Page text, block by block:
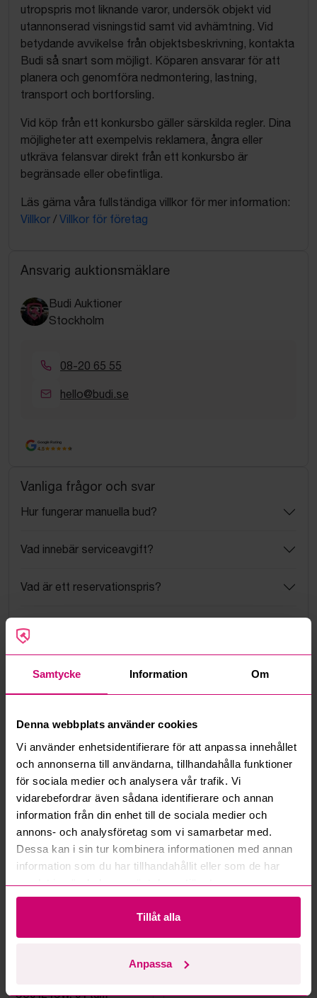
Samtycke Information Om
Denna webbplats använder cookies
Vi använder enhetsidentifierare för att anpassa innehållet
och annonserna till användarna, tillhandahålla funktioner
för sociala medier och analysera vår trafik. Vi
vidarebefordrar även sådana identifierare och annan
information från din enhet till de sociala medier och
annons- och analysföretag som vi samarbetar med.
Dessa kan i sin tur kombinera informationen med annan
information som du har tillhandahållit eller som de har
samlat in när du har använt deras tjänster.
Tillåt alla
Anpassa
utropspris mot liknande varor, undersök objekt vid
utannonserad visningstid samt vid avhämtning. Vid
betydande avvikelse från objektsbeskrivning, kontakta
Budi så snart som möjligt. Köparen ansvarar för att
planera och genomföra nedmontering, lastning,
transport och bortforsling.
Vid köp från ett konkursbo gäller särskilda regler. Dina
möjligheter att exempelvis reklamera, ångra eller
utkräva felansvar direkt från ett konkursbo är
begränsade eller obefintliga.
Läs gärna våra fullständiga villkor för mer information:
Villkor / Villkor för företag
Ansvarig auktionsmäklare
Budi Auktioner
Stockholm
08-20 65 55
hello@budi.se
Google Rating
4.5
Vanliga frågor och svar
Hur fungerar manuella bud?
Vad innebär serviceavgift?
Vad är ett reservationspris?
Läs fler frågor och svar
Mer från samma kategori
4d 2h
CU34E4CW, 34 tum
Haninge